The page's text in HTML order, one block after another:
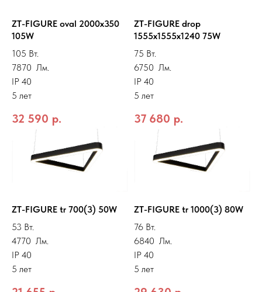
ZT-FIGURE oval 2000x350
105W
105 Вт.
7870 Лм.
IP 40
5 лет
32 590 р.
ZT-FIGURE drop
1555x1555x1240 75W
75 Вт.
6750 Лм.
IP 40
5 лет
37 680 р.
ZT-FIGURE tr 700(3) 50W
53 Вт.
4770 Лм.
IP 40
5 лет
ZT-FIGURE tr 1000(3) 80W
76 Вт.
6840 Лм.
IP 40
5 лет